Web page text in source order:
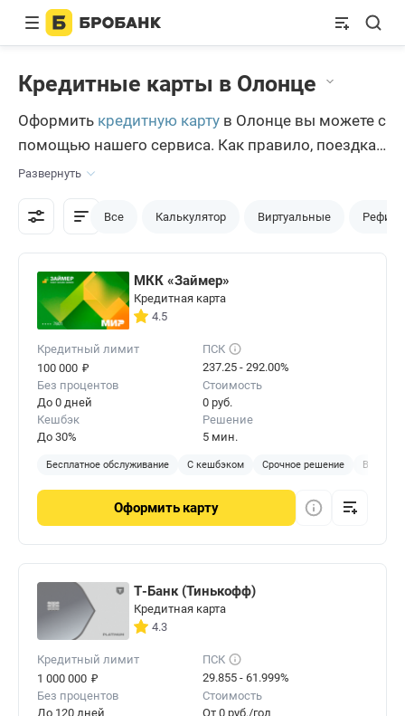
Кредитные карты в Олонце
Оформить кредитную карту в Олонце вы можете с
помощью нашего сервиса. Как правило, поездка
в один банк не обязательно может увенчаться
успехом, поэтому, чтобы подобрать кредитную
карту и получить одобрение, олончанину нужно
помощью нашего сервиса, вы можете подать
заявки во все интересующие банки прямо из
дома.
Развернуть
Все Калькулятор Виртуальные
МКК «Займер»
Кредитная карта
4.5
Кредитный лимит
100 000 ₽
ПСК
237.25 - 292.00%
Без процентов
До 0 дней
Стоимость
0 руб.
Кешбэк
До 30%
Решение
5 мин.
Бесплатное обслуживание С кешбэком Срочное решение
Оформить карту
Т-Банк (Тинькофф)
Кредитная карта
4.3
Кредитный лимит
1 000 000 ₽
ПСК
29.855 - 61.999%
Без процентов
До 120 дней
Стоимость
От 0 руб./год